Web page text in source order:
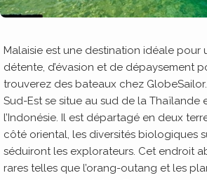
Malaisie est une destination idéale pour
détente, d’évasion et de dépaysement
trouverez des bateaux chez GlobeSailor.
Sud-Est se situe au sud de la Thaïlande
l’Indonésie. Il est départagé en deux
côté oriental, les diversités biologiques
séduiront les explorateurs. Cet endroit
rares telles que l’orang-outang et les